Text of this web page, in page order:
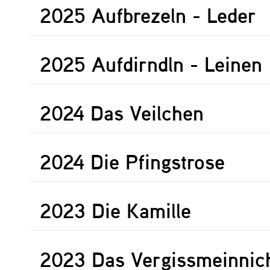
2025 Aufbrezeln - Leder
2025 Aufdirndln - Leinen
2024 Das Veilchen
2024 Die Pfingstrose
2023 Die Kamille
2023 Das